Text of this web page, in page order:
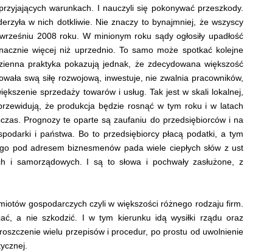
warunkach. I nauczyli się pokonywać przeszkody.
w nich dotkliwie. Nie znaczy to bynajmniej, że wszyscy
2008 roku. W minionym roku sądy ogłosiły upadłość
więcej niż uprzednio. To samo może spotkać kolejne
praktyka pokazują jednak, że zdecydowana większość
swą siłę rozwojową, inwestuje, nie zwalnia pracowników,
sprzedaży towarów i usług. Tak jest w skali lokalnej,
że produkcja będzie rosnąć w tym roku i w latach
Prognozy te oparte są zaufaniu do przedsiębiorców i na
i państwa. Bo to przedsiębiorcy płacą podatki, a tym
pod adresem biznesmenów pada wiele ciepłych słów z ust
i samorządowych. I są to słowa i pochwały zasłużone, z
gospodarczych czyli w większości różnego rodzaju firm.
a nie szkodzić. I w tym kierunku idą wysiłki rządu oraz
wielu przepisów i procedur, po prostu od uwolnienie